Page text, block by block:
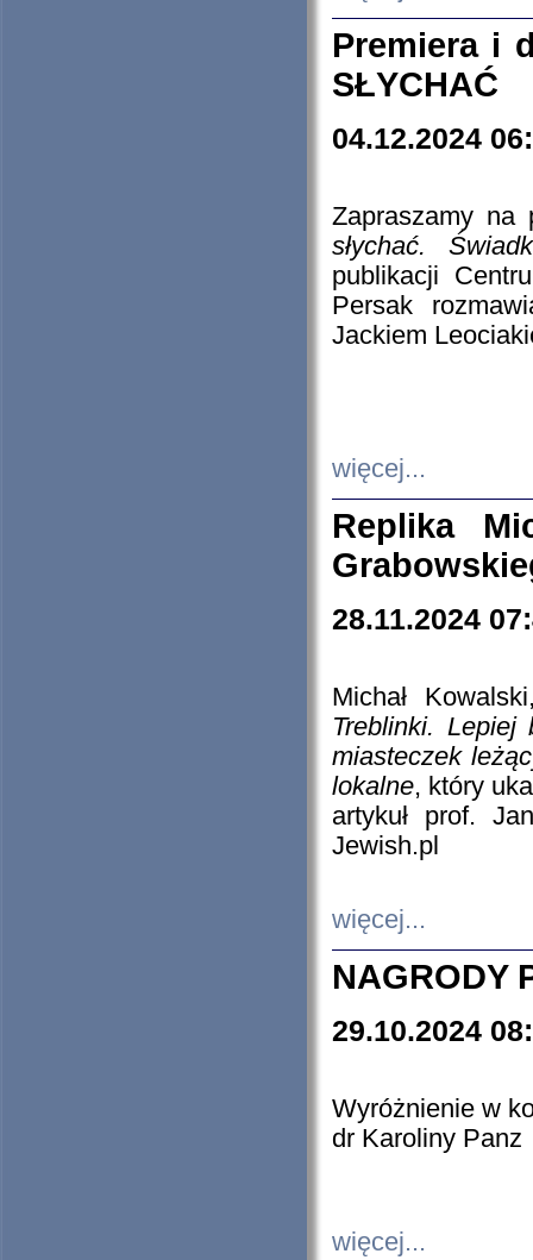
Premiera i
SŁYCHAĆ
04.12.2024
Zapraszamy
słychać.
publikacji
Persak
Jackiem
więcej...
Replika
28.11.2024
Michał
Treblinki. Lepiej
miasteczek
lokalne, który
artykuł prof.
Jewish.pl
więcej...
NAGRODY
29.10.2024
Wyróżnienie w
dr Karoliny Panz
więcej...